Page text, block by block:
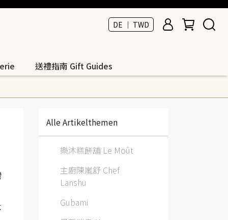
DE ｜ TWD
送禮指南 Gift Guides
Alle Artikelthemen
樂沐糕餅舖 Le Moût
主廚陳嵐舒 Chef
Lanshu
Gubami